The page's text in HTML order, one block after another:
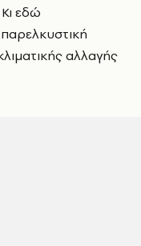
εδώ
παρελκυστική
αλλαγής